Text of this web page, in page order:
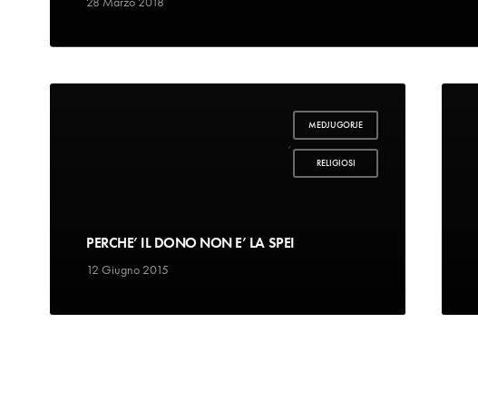
MEDJUGORJE
,
RELIGIOSI
PERCHE’ IL DONO NON E’ LA SPEI
12 Giugno 2015